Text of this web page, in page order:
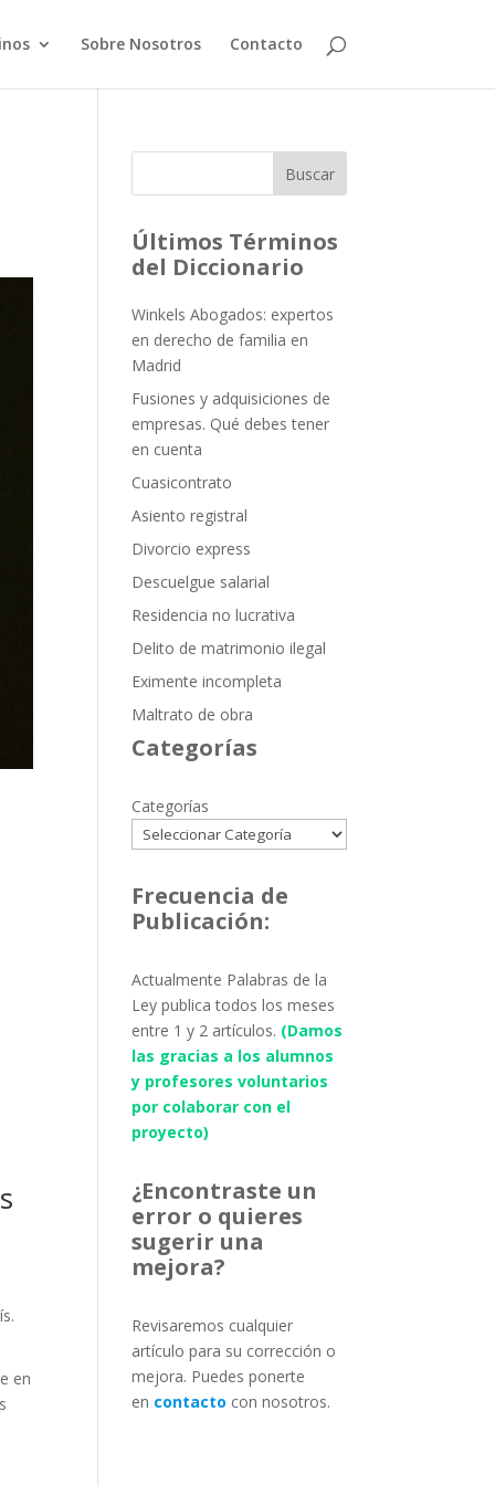
Sobre Nosotros Contacto
en
Buscar
Últimos Términos
del Diccionario
Winkels Abogados: expertos
en derecho de familia en
Madrid
Fusiones y adquisiciones de
empresas. Qué debes tener
en cuenta
Cuasicontrato
Asiento registral
Divorcio express
Descuelgue salarial
Residencia no lucrativa
Delito de matrimonio ilegal
Eximente incompleta
Maltrato de obra
Categorías
Categorías
Frecuencia de
Publicación:
Actualmente Palabras de la
Ley publica todos los meses
entre 1 y 2 artículos. (Damos
las gracias a los alumnos
y profesores voluntarios
por colaborar con el
proyecto)
¿Encontraste un
error o quieres
sugerir una
mejora?
Revisaremos cualquier
artículo para su corrección o
mejora. Puedes ponerte
en contacto con nosotros.